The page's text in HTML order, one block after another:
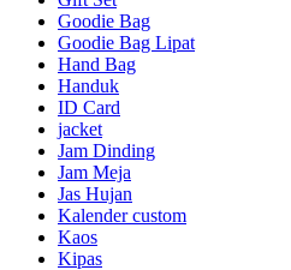
Goodie Bag
Goodie Bag Lipat
Hand Bag
Handuk
ID Card
jacket
Jam Dinding
Jam Meja
Jas Hujan
Kalender custom
Kaos
Kipas